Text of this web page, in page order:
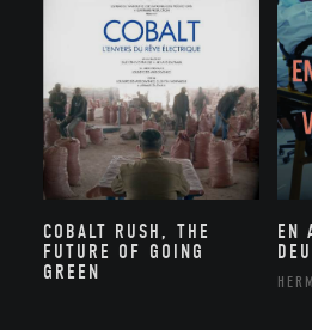
COBALT RUSH, THE
FUTURE OF GOING
GREEN
EN